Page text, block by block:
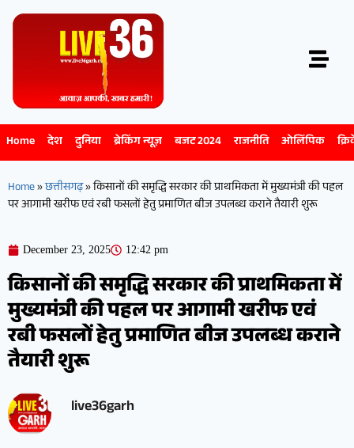
Home देश दुनिया ब्रेकिंग न्यूज़ बजट 2024 राजनीति ओलिंपिक
Home»छत्तीसगढ़»किसानों की समृद्धि सरकार की प्राथमिकता में मुख्यमंत्री की पहल
पर आगामी खरीफ एवं रबी फसलों हेतु प्रमाणित बीज उपलब्ध कराने तैयारी शुरू
December 23, 2025 12:42 pm
किसानों की समृद्धि सरकार की प्राथमिकता में
मुख्यमंत्री की पहल पर आगामी खरीफ एवं
रबी फसलों हेतु प्रमाणित बीज उपलब्ध कराने
तैयारी शुरू
live36garh